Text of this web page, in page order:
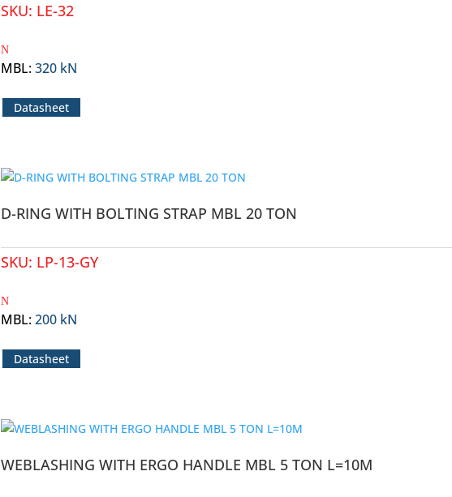
SKU: LE-32
MBL:320 kN
Datasheet
D-RING WITH BOLTING STRAP MBL 20 TON
SKU: LP-13-GY
MBL:200 kN
Datasheet
WEBLASHING WITH ERGO HANDLE MBL 5 TON L=10M